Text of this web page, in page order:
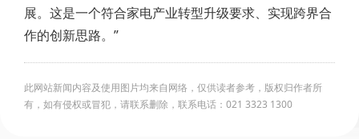
展。这是一个符合家电产业转型升级要求、实现跨界合
作的创新思路。”
此网站新闻内容及使用图片均来自网络，仅供读者参考，版权归作者所
有，如有侵权或冒犯，请联系删除，联系电话：021 3323 1300